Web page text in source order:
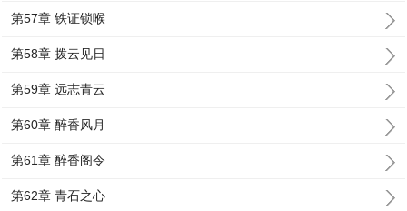
第57章 铁证锁喉
第58章 拨云见日
第59章 远志青云
第60章 醉香风月
第61章 醉香阁令
第62章 青石之心